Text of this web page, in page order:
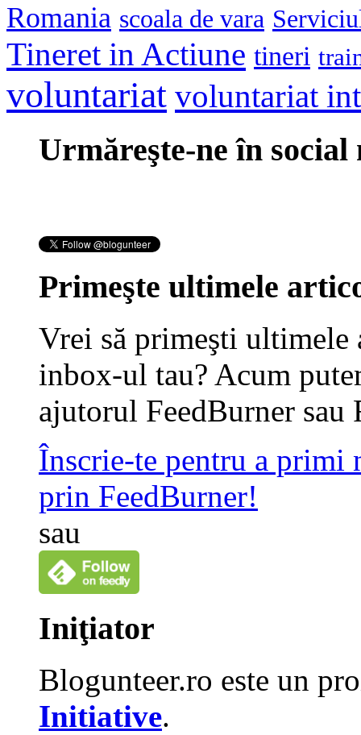
Romania scoala de vara
Tineret in Actiune tineri
voluntariat voluntariat
Urmăreşte-ne în social
Primeşte ultimele
Vrei să primeşti
inbox-ul tau? Acum
ajutorul FeedBurner sau
Înscrie-te pentru a primi
prin FeedBurner!
sau
Iniţiator
Blogunteer.ro este un
Initiative.